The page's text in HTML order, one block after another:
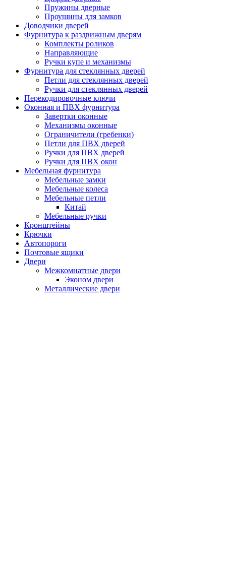
Пружины дверные
Проушины для замков
Доводчики дверей
Фурнитура к раздвижным дверям
Комплекты роликов
Направляющие
Ручки купе и механизмы
Фурнитура для стеклянных дверей
Петли для стеклянных дверей
Ручки для стеклянных дверей
Перекодировочные ключи
Оконная и ПВХ фурнитура
Завертки оконные
Механизмы оконные
Ограничители (гребенки)
Петли для ПВХ дверей
Ручки для ПВХ дверей
Ручки для ПВХ окон
Мебельная фурнитура
Мебельные замки
Мебельные колеса
Мебельные петли
Китай
Мебельные ручки
Кронштейны
Крючки
Автопороги
Почтовые ящики
Двери
Межкомнатные двери
Эконом двери
Металлические двери